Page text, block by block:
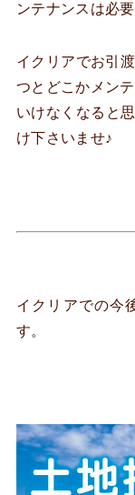
ンテナンスは必
イクリアでお引
つとどこかメン
いけなくなると
け下さいませ♪
イクリアでの今
す。